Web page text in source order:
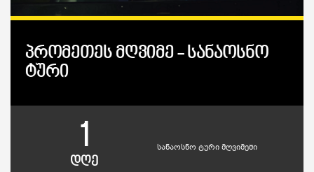
პრომეთეს მღვიმე - სანაოსნო
ტური
1
დღე
სანაოსნო ტური მღვიმეში